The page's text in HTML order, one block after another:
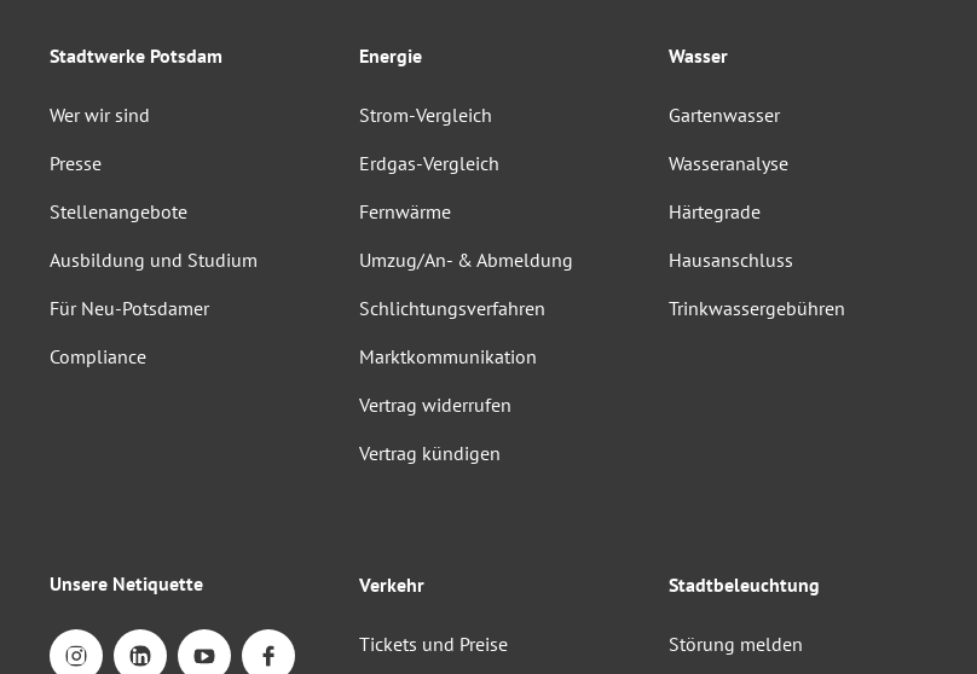
Stadtwerke Potsdam
Wer wir sind
Presse
Stellenangebote
Ausbildung und Studium
Für Neu-Potsdamer
Compliance
Energie
Strom-Vergleich
Erdgas-Vergleich
Fernwärme
Umzug/An- & Abmeldung
Schlichtungsverfahren
Marktkommunikation
Vertrag widerrufen
Vertrag kündigen
Wasser
Gartenwasser
Wasseranalyse
Härtegrade
Hausanschluss
Trinkwassergebühren
Verkehr
Tickets und Preise
Stadtbeleuchtung
Störung melden
Unsere Netiquette